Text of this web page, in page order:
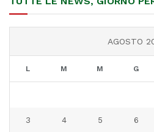
AGOSTO
L M M G
3 4 5 6